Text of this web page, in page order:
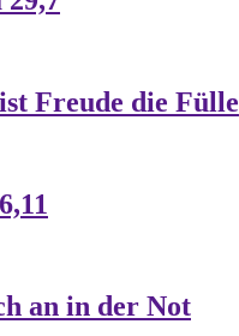
Freude die Fülle
an in der Not